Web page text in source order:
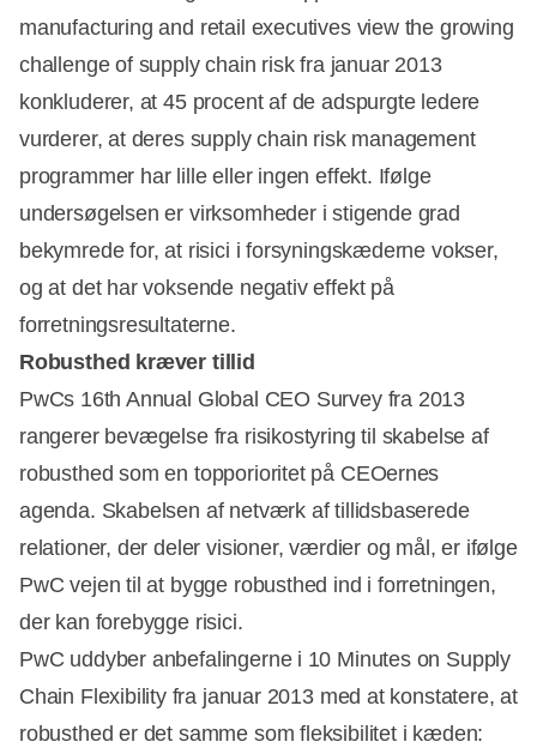
manufacturing and retail executives view the growing
challenge of supply chain risk fra januar 2013
konkluderer, at 45 procent af de adspurgte ledere
vurderer, at deres supply chain risk management
programmer har lille eller ingen effekt. Ifølge
undersøgelsen er virksomheder i stigende grad
bekymrede for, at risici i forsyningskæderne vokser,
og at det har voksende negativ effekt på
forretningsresultaterne.
Annonce
Robusthed kræver tillid
PwCs 16th Annual Global CEO Survey fra 2013
rangerer bevægelse fra risikostyring til skabelse af
robusthed som en topporioritet på CEOernes
agenda. Skabelsen af netværk af tillidsbaserede
relationer, der deler visioner, værdier og mål, er ifølge
PwC vejen til at bygge robusthed ind i forretningen,
der kan forebygge risici.
PwC uddyber anbefalingerne i 10 Minutes on Supply
Chain Flexibility fra januar 2013 med at konstatere, at
robusthed er det samme som fleksibilitet i kæden: